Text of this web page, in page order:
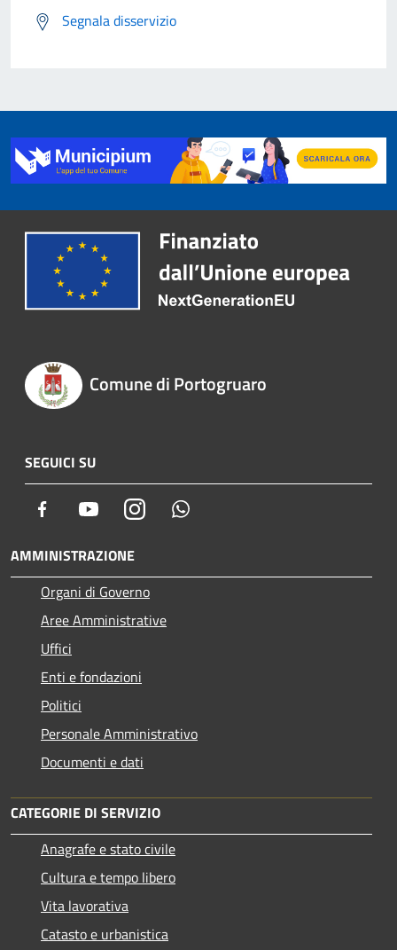
Segnala disservizio
Comune di Portogruaro
SEGUICI SU
Facebook YoutubeInstagram
AMMINISTRAZIONE
Organi di Governo
Aree Amministrative
Uffici
Enti e fondazioni
Politici
Personale Amministrativo
Documenti e dati
CATEGORIE DI SERVIZIO
Anagrafe e stato civile
Cultura e tempo libero
Vita lavorativa
Catasto e urbanistica